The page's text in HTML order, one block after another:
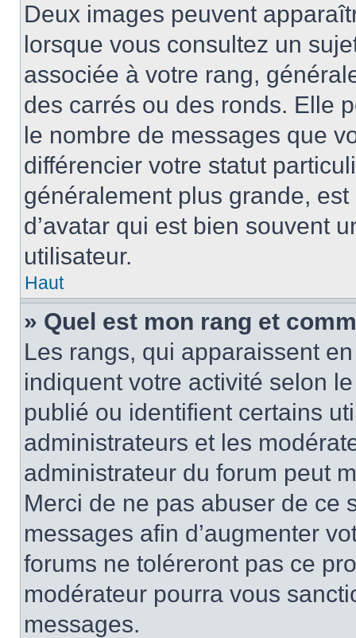
Deux images peuvent
lorsque vous consultez un
associée à votre rang,
des carrés ou des ronds. Elle
le nombre de messages que
différencier votre statut
généralement plus grande,
d’avatar qui est bien souvent
utilisateur.
Haut
» Quel est mon rang et
Les rangs, qui apparaissent
indiquent votre activité selon
publié ou identifient certains
administrateurs et les
administrateur du forum peut
Merci de ne pas abuser de ce
messages afin d’augmenter
forums ne toléreront pas ce
modérateur pourra vous
messages.